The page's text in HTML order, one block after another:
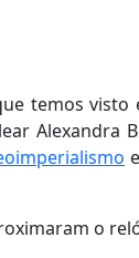
temos
Alexandra
o